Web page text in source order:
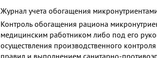
Журнал учета обогащения
Контроль обогащения рациона
медицинским работником либо под его
осуществления производственного
правил и выполнением санитарно-